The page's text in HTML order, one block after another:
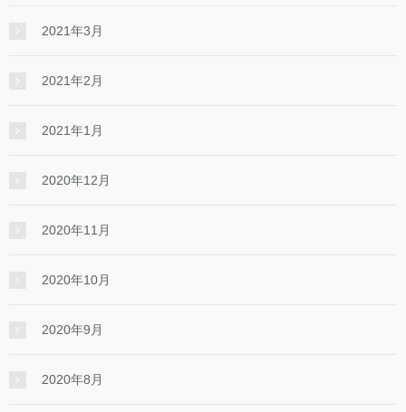
2021年3月
2021年2月
2021年1月
2020年12月
2020年11月
2020年10月
2020年9月
2020年8月